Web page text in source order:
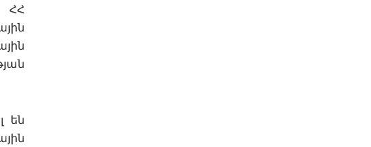
ՀՀ
են